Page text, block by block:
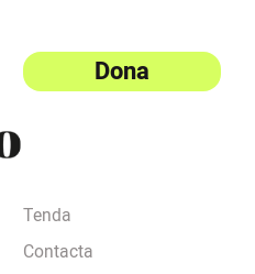
Dona
Tenda
Contacta